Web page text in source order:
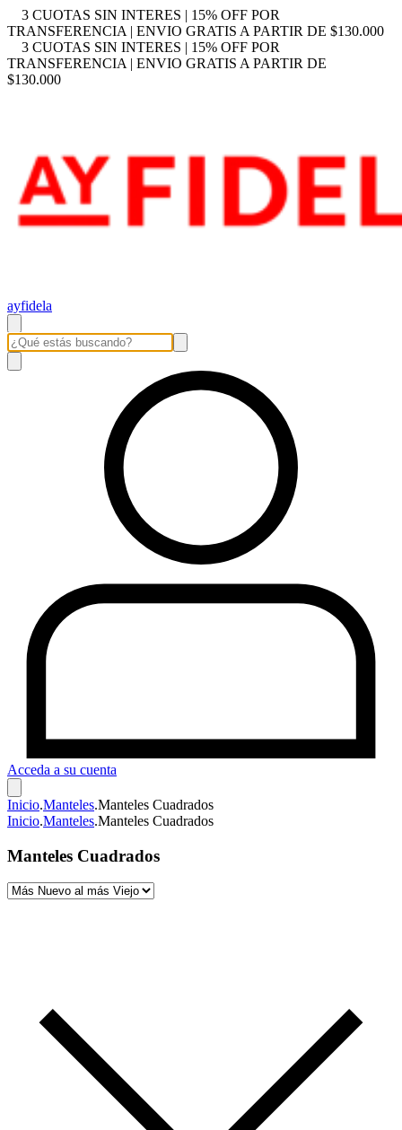
3 CUOTAS SIN INTERES | 15% OFF POR
TRANSFERENCIA | ENVIO GRATIS A PARTIR DE $130.000
3 CUOTAS SIN INTERES | 15% OFF POR
TRANSFERENCIA | ENVIO GRATIS A PARTIR DE
$130.000
ayfidela
Acceda a su cuenta
Inicio.Manteles.Manteles Cuadrados
Inicio.Manteles.Manteles Cuadrados
Manteles Cuadrados